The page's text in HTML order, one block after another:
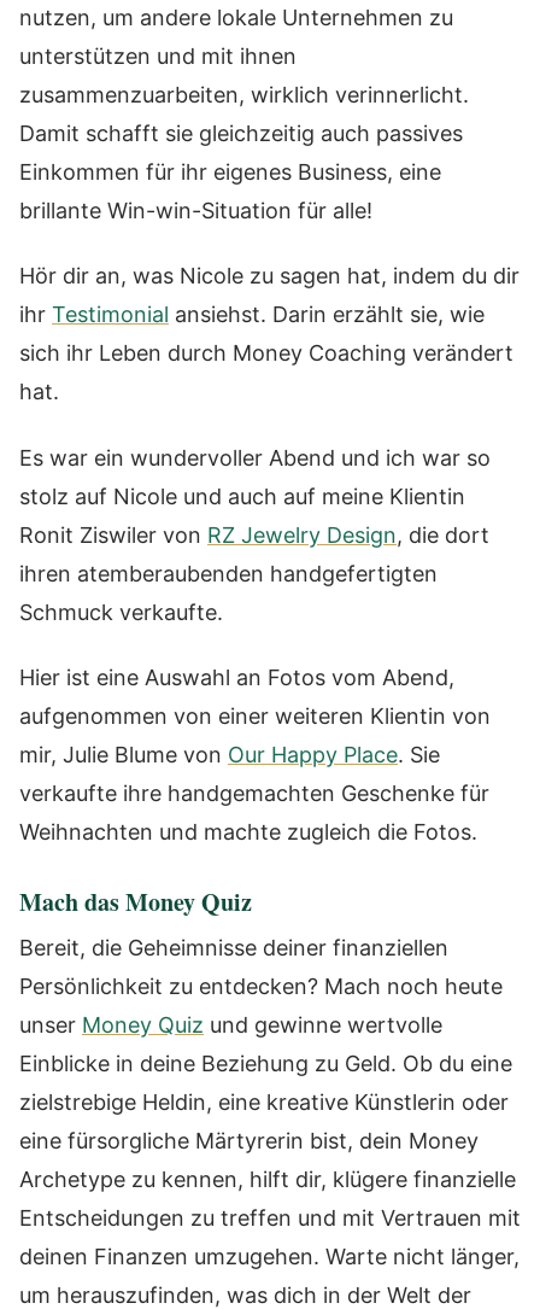
nutzen, um andere lokale Unternehmen zu
unterstützen und mit ihnen
zusammenzuarbeiten, wirklich verinnerlicht.
Damit schafft sie gleichzeitig auch passives
Einkommen für ihr eigenes Business, eine
brillante Win-win-Situation für alle!
Hör dir an, was Nicole zu sagen hat, indem du dir
ihr Testimonial ansiehst. Darin erzählt sie, wie
sich ihr Leben durch Money Coaching verändert
hat.
Es war ein wundervoller Abend und ich war so
stolz auf Nicole und auch auf meine Klientin
Ronit Ziswiler von RZ Jewelry Design, die dort
ihren atemberaubenden handgefertigten
Schmuck verkaufte.
Hier ist eine Auswahl an Fotos vom Abend,
aufgenommen von einer weiteren Klientin von
mir, Julie Blume von Our Happy Place. Sie
verkaufte ihre handgemachten Geschenke für
Weihnachten und machte zugleich die Fotos.
Mach das Money Quiz
Bereit, die Geheimnisse deiner finanziellen
Persönlichkeit zu entdecken? Mach noch heute
unser Money Quiz und gewinne wertvolle
Einblicke in deine Beziehung zu Geld. Ob du eine
zielstrebige Heldin, eine kreative Künstlerin oder
eine fürsorgliche Märtyrerin bist, dein Money
Archetype zu kennen, hilft dir, klügere finanzielle
Entscheidungen zu treffen und mit Vertrauen mit
deinen Finanzen umzugehen. Warte nicht länger,
um herauszufinden, was dich in der Welt der